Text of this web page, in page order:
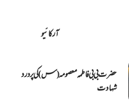
آرکائیو
حضرت بی بی فاطمہ معصومہ (س) کی پر درد
شہادت